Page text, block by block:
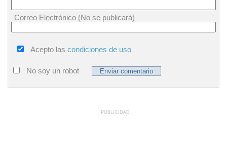
Correo Electrónico (No se publicará)
Acepto las condiciones de uso
No soy un robot
PUBLICIDAD